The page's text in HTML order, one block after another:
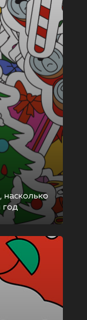
насколько
год